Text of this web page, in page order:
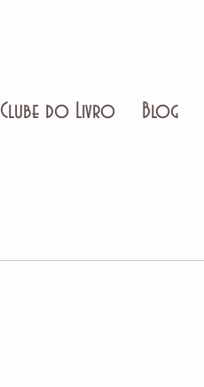
Clube do Livro Blog